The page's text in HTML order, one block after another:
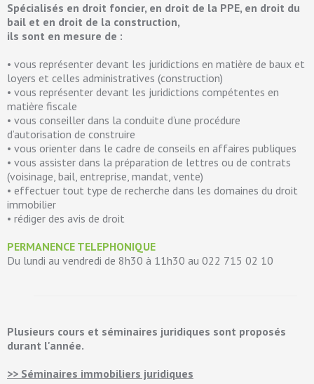
Spécialisés en droit foncier, en droit de la PPE, en droit du
bail et en droit de la construction,
ils sont en mesure de :
• vous représenter devant les juridictions en matière de baux et
loyers et celles administratives (construction)
• vous représenter devant les juridictions compétentes en
matière fiscale
• vous conseiller dans la conduite d’une procédure
d’autorisation de construire
• vous orienter dans le cadre de conseils en affaires publiques
• vous assister dans la préparation de lettres ou de contrats
(voisinage, bail, entreprise, mandat, vente)
• effectuer tout type de recherche dans les domaines du droit
immobilier
• rédiger des avis de droit
PERMANENCE TELEPHONIQUE
Du lundi au vendredi de 8h30 à 11h30 au 022 715 02 10
Plusieurs cours et séminaires juridiques sont proposés
durant l'année.
>> Séminaires immobiliers juridiques